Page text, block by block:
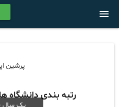
menu
پرشین
رتبه بندی دانشگاه